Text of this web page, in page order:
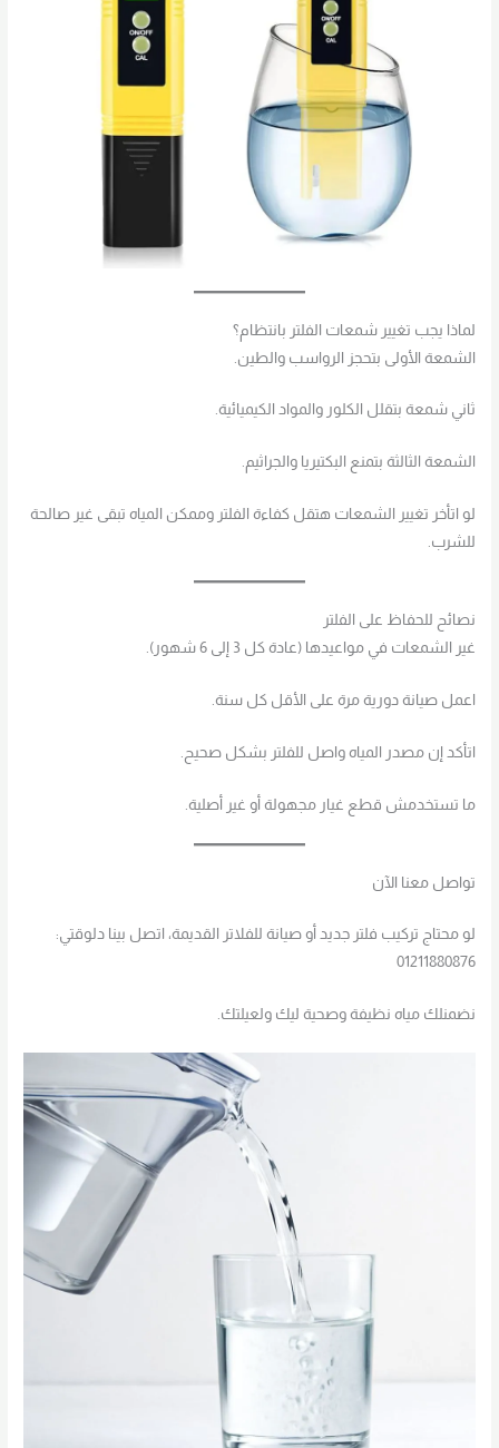
لماذا يجب تغيير شمعات الفلتر بانتظام؟
الشمعة الأولى بتحجز الرواسب والطين.
ثاني شمعة بتقلل الكلور والمواد الكيميائية.
الشمعة الثالثة بتمنع البكتيريا والجراثيم.
لو اتأخر تغيير الشمعات هتقل كفاءة الفلتر وممكن المياه تبقى غير صالحة
للشرب.
نصائح للحفاظ على الفلتر
غير الشمعات في مواعيدها (عادة كل 3 إلى 6 شهور).
اعمل صيانة دورية مرة على الأقل كل سنة.
اتأكد إن مصدر المياه واصل للفلتر بشكل صحيح.
ما تستخدمش قطع غيار مجهولة أو غير أصلية.
تواصل معنا الآن
لو محتاج تركيب فلتر جديد أو صيانة للفلاتر القديمة، اتصل بينا دلوقتي:
01211880876
نضمنلك مياه نظيفة وصحية ليك ولعيلتك.